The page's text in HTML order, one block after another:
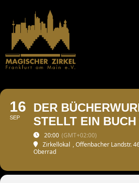
springen
16
SEP
DER
STELLT EIN BUCH
20:00 (GMT+02:00)
Zirkellokal , Offenbacher Landstr.
Oberrad